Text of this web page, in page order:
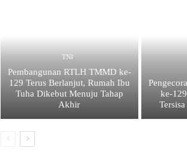
TNI
Pembangunan RTLH TMMD ke-
129 Terus Berlanjut, Rumah Ibu
Tuha Dikebut Menuju Tahap
Akhir
ke-